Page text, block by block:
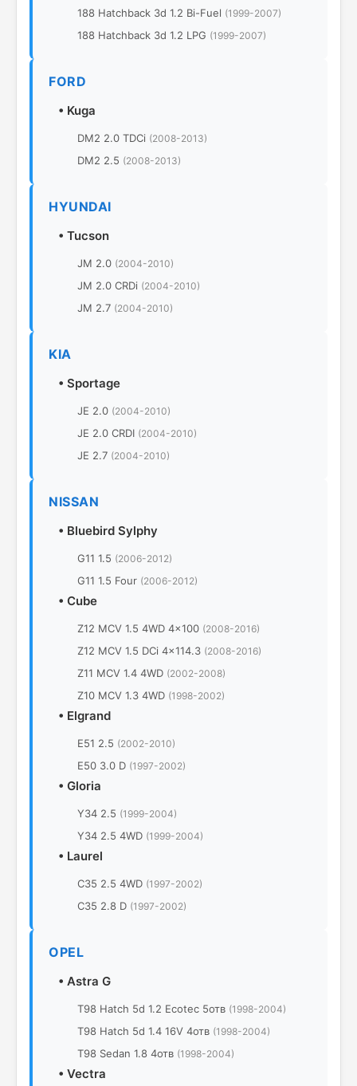
188 Hatchback 3d 1.2 Bi-Fuel (1999-2007)
188 Hatchback 3d 1.2 LPG (1999-2007)
FORD
• Kuga
DM2 2.0 TDCi (2008-2013)
DM2 2.5 (2008-2013)
HYUNDAI
• Tucson
JM 2.0 (2004-2010)
JM 2.0 CRDi (2004-2010)
JM 2.7 (2004-2010)
KIA
• Sportage
JE 2.0 (2004-2010)
JE 2.0 CRDI (2004-2010)
JE 2.7 (2004-2010)
NISSAN
• Bluebird Sylphy
G11 1.5 (2006-2012)
G11 1.5 Four (2006-2012)
• Cube
Z12 MCV 1.5 4WD 4x100 (2008-2016)
Z12 MCV 1.5 DCi 4x114.3 (2008-2016)
Z11 MCV 1.4 4WD (2002-2008)
Z10 MCV 1.3 4WD (1998-2002)
• Elgrand
E51 2.5 (2002-2010)
E50 3.0 D (1997-2002)
• Gloria
Y34 2.5 (1999-2004)
Y34 2.5 4WD (1999-2004)
• Laurel
C35 2.5 4WD (1997-2002)
C35 2.8 D (1997-2002)
OPEL
• Astra G
T98 Hatch 5d 1.2 Ecotec 5отв (1998-2004)
T98 Hatch 5d 1.4 16V 4отв (1998-2004)
T98 Sedan 1.8 4отв (1998-2004)
• Vectra